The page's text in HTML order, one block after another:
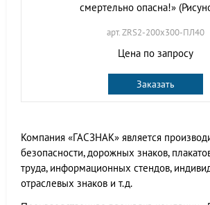
смертельно опасна!»
арт. ZRS2-200х300-ПЛ40
Цена по запросу
Заказать
Компания «ГАСЗНАК» является
безопасности, дорожных знаков,
труда, информационных стендов,
отраслевых знаков и т.д.